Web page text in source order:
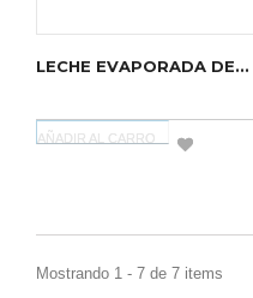
LECHE EVAPORADA DE...
AÑADIR AL CARRO
Mostrando 1 - 7 de 7 items